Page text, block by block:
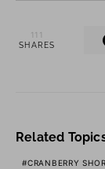
111
SHARES
Related
CRANBERRY